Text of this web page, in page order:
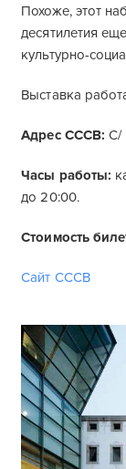
Похоже, этот
десятилетия
культурно-
Выставка
Адрес CCCB: C/
Часы работы:
до 20:00.
Стоимость
Сайт CCCB